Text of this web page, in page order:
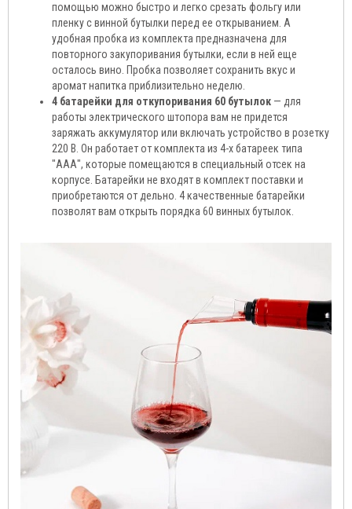
помощью можно быстро и легко срезать фольгу или
пленку с винной бутылки перед ее открыванием. А
удобная пробка из комплекта предназначена для
повторного закупоривания бутылки, если в ней еще
осталось вино. Пробка позволяет сохранить вкус и
аромат напитка приблизительно неделю.
4 батарейки для откупоривания 60 бутылок — для
работы электрического штопора вам не придется
заряжать аккумулятор или включать устройство в розетку
220 В. Он работает от комплекта из 4-х батареек типа
"ААА", которые помещаются в специальный отсек на
корпусе. Батарейки не входят в комплект поставки и
приобретаются от дельно. 4 качественные батарейки
позволят вам открыть порядка 60 винных бутылок.